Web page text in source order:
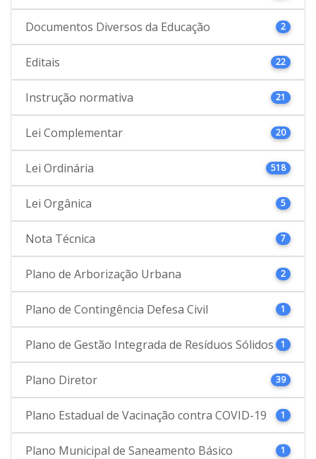
Documentos Diversos da Educação 2
Editais 22
Instrução normativa 21
Lei Complementar 20
Lei Ordinária 518
Lei Orgânica 5
Nota Técnica 7
Plano de Arborização Urbana 2
Plano de Contingência Defesa Civil 1
Plano de Gestão Integrada de Resíduos Sólidos 1
Plano Diretor 39
Plano Estadual de Vacinação contra COVID-19 1
Plano Municipal de Saneamento Básico 1